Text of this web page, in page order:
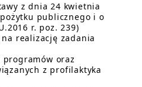
z dnia 24 kwietnia
publicznego i o
r. poz. 239)
realizację zadania
oraz
z profilaktyka